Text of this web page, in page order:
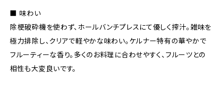
■ 味わい
除梗破砕機を使わず、ホールバンチプレスにて優しく搾汁。雑味を
極力排除し、クリアで軽やかな味わい。ケルナー特有の華やかで
フルーティーな香り。多くのお料理に合わせやすく、フルーツとの
相性も大変良いです。